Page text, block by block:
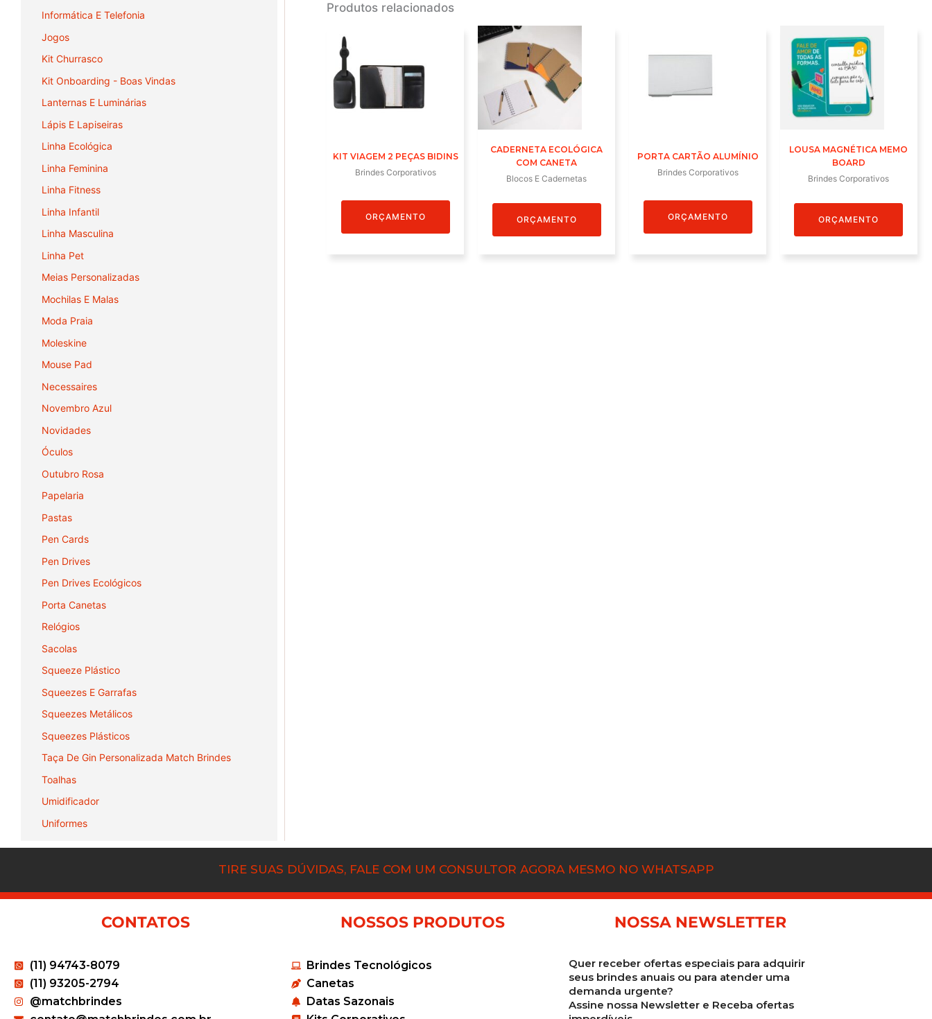
Informática E Telefonia
Jogos
Kit Churrasco
Kit Onboarding - Boas Vindas
Lanternas E Luminárias
Lápis E Lapiseiras
Linha Ecológica
Linha Feminina
Linha Fitness
Linha Infantil
Linha Masculina
Linha Pet
Meias Personalizadas
Mochilas E Malas
Moda Praia
Moleskine
Mouse Pad
Necessaires
Novembro Azul
Novidades
Óculos
Outubro Rosa
Papelaria
Pastas
Pen Cards
Pen Drives
Pen Drives Ecológicos
Porta Canetas
Relógios
Sacolas
Squeeze Plástico
Squeezes E Garrafas
Squeezes Metálicos
Squeezes Plásticos
Taça De Gin Personalizada Match Brindes
Toalhas
Umidificador
Uniformes
Produtos relacionados
KIT VIAGEM 2 PEÇAS BIDINS
Brindes Corporativos
ORÇAMENTO
CADERNETA ECOLÓGICA
COM CANETA
Blocos E Cadernetas
ORÇAMENTO
PORTA CARTÃO ALUMÍNIO
Brindes Corporativos
ORÇAMENTO
LOUSA MAGNÉTICA MEMO
BOARD
Brindes Corporativos
ORÇAMENTO
TIRE SUAS DÚVIDAS, FALE COM UM CONSULTOR AGORA MESMO NO WHATSAPP
CONTATOS
(11) 94743-8079
(11) 93205-2794
@matchbrindes
NOSSOS PRODUTOS
Brindes Tecnológicos
Canetas
Datas Sazonais
NOSSA NEWSLETTER
Quer receber ofertas especiais para adquirir
seus brindes anuais ou para atender uma
demanda urgente?
Assine nossa Newsletter e Receba ofertas